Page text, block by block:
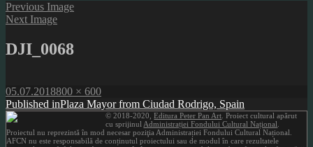
Previous Image
Next Image
DJI_0068
Posted
on
05.07.2018Full
size
800 × 600
Post
navigation
Published inPlaza Mayor from Ciudad Rodrigo, Spain
© 2018-2020,Editura Peter Pan Art . Proiect cultural apărut
cu sprijinul Administrației Fondului Cultural Național
Proiectul nu reprezintă în mod necesar poziţia Administrației Fondului Cultural Național.
AFCN nu este responsabilă de conținutul proiectului sau de modul în care rezultatele